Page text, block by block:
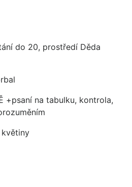
do 20, prostředí Děda
+psaní na tabulku, kontrola,